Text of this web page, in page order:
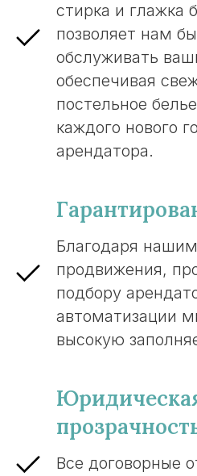
стирка и глажка
позволяет нам
обслуживать
обеспечивая
постельное
каждого нового
арендатора.
Благодаря
продвижения,
подбору
автоматизации
высокую
Все договорные